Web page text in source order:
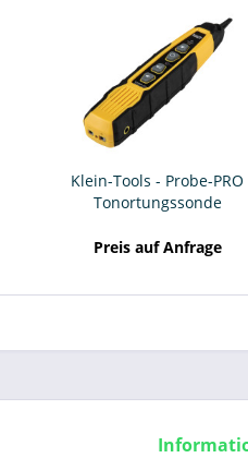
Klein-Tools - Probe-PRO
Tonortungssonde
Preis auf Anfrage